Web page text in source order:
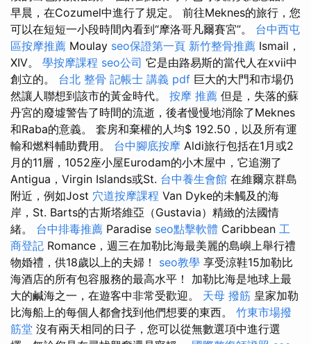
早晨，在Cozumel中進行了規定。 前往Meknes的旅行，您
可以在短短一小段時間內看到“摩洛哥凡爾賽宮”。 台中西屯
區按摩推薦 Moulay seo保證第一頁 新竹整骨推薦 Ismail，
XIV。 學按摩課程 seo公司 它是由路易斯的當代人在xvii中
創立的。 台北 整骨 記帳士 講義 pdf 巨大的大門和市場仍
然讓人聯想到該市的黃金時代。 按摩 推薦 但是，失落的蘇
丹宮的廢墟警告了時間的流逝，後者慢慢地消除了Meknes
和Raba的意義。 套房和棄權的人均$ 192.50，以及所有運
輸和燃料輔助費用。 台中腳底按摩 Aldi旅行包括在1月或2
月的11層，1052座小屋Eurodam的小木屋中，它追溯了
Antigua，Virgin Islands或St. 台中養生會館 在維爾京群島
附近，例如Jost 穴道按摩課程 Van Dyke的未觸及的海
岸，St. Barts的古斯塔維亞（Gustavia）精緻的法國情
緒。 台中排毒推薦 Paradise seo點擊軟體 Caribbean 工
商登記 Romance，週三在加勒比海最美麗的島嶼上舉行禮
物婚禮，供18歲以上的夫婦！ seo教學 享受涼鞋15加勒比
海酒店的所有包容服務的最高水平！ 加勒比海是地球上最
大的鹹海之一，在遊客中非常受歡迎。 天母 撥筋 皇家加勒
比海船上的每個人都會找到他們想要的東西。 竹東市場撥
筋堂 沒有兩天相同的日子，您可以從無數選項中進行選